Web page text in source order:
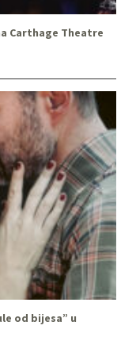
Carthage Theatre
od bijesa” u